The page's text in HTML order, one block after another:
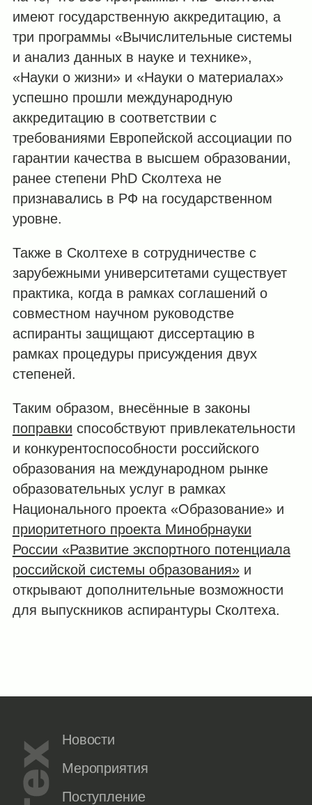
имеют государственную аккредитацию, а
три программы «Вычислительные системы
и анализ данных в науке и технике»,
«Науки о жизни» и «Науки о материалах»
успешно прошли международную
аккредитацию в соответствии с
требованиями Европейской ассоциации по
гарантии качества в высшем образовании,
ранее степени PhD Сколтеха не
признавались в РФ на государственном
уровне.
Также в Сколтехе в сотрудничестве с
зарубежными университетами существует
практика, когда в рамках соглашений о
совместном научном руководстве
аспиранты защищают диссертацию в
рамках процедуры присуждения двух
степеней.
Таким образом, внесённые в законы
поправки способствуют привлекательности
и конкурентоспособности российского
образования на международном рынке
образовательных услуг в рамках
Национального проекта «Образование» и
приоритетного проекта Минобрнауки
России «Развитие экспортного потенциала
российской системы образования»и
открывают дополнительные возможности
для выпускников аспирантуры Сколтеха.
Новости
Мероприятия
Поступление